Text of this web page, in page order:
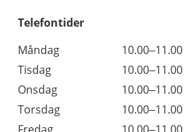
Telefontider
Måndag
10.00–11.00
Tisdag
10.00–11.00
Onsdag
10.00–11.00
Torsdag
10.00–11.00